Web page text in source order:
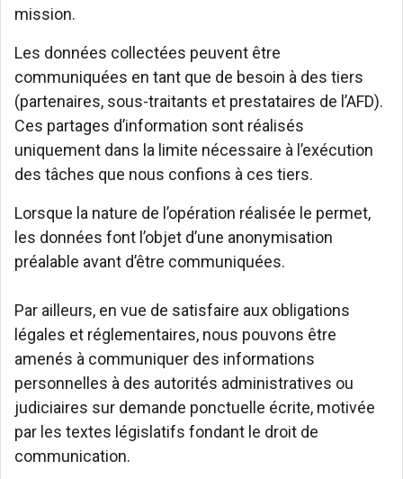
mission.
Les données collectées peuvent être
communiquées en tant que de besoin à des tiers
(partenaires, sous-traitants et prestataires de l’AFD).
Ces partages d’information sont réalisés
uniquement dans la limite nécessaire à l’exécution
des tâches que nous confions à ces tiers.
Lorsque la nature de l’opération réalisée le permet,
les données font l’objet d’une anonymisation
préalable avant d’être communiquées.
Par ailleurs, en vue de satisfaire aux obligations
légales et réglementaires, nous pouvons être
amenés à communiquer des informations
personnelles à des autorités administratives ou
judiciaires sur demande ponctuelle écrite, motivée
par les textes législatifs fondant le droit de
communication.